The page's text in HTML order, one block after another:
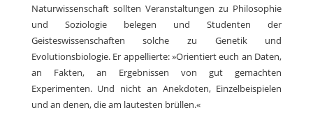
Naturwissenschaft sollten Veranstaltungen zu Philosophie
und Soziologie belegen und Studenten der
Geisteswissenschaften solche zu Genetik und
Evolutionsbiologie. Er appellierte: »Orientiert euch an Daten,
an Fakten, an Ergebnissen von gut gemachten
Experimenten. Und nicht an Anekdoten, Einzelbeispielen
und an denen, die am lautesten brüllen.«